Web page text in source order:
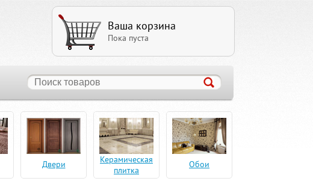
Ваша корзина
Пока пуста
Двери
Керамическая
плитка
Обои